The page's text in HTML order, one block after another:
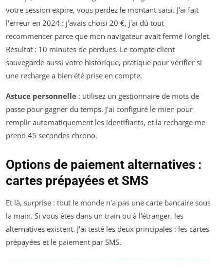
votre session expire, vous perdez le montant saisi. J'ai fait
l'erreur en 2024 : j'avais choisi 20 €, j'ai dû tout
recommencer parce que mon navigateur avait fermé l'onglet.
Résultat : 10 minutes de perdues. Le compte client
sauvegarde aussi votre historique, pratique pour vérifier si
une recharge a bien été prise en compte.
Astuce personnelle : utilisez un gestionnaire de mots de
passe pour gagner du temps. J'ai configuré le mien pour
remplir automatiquement les identifiants, et la recharge me
prend 45 secondes chrono.
Options de paiement alternatives :
cartes prépayées et SMS
Et là, surprise : tout le monde n'a pas une carte bancaire sous
la main. Si vous êtes dans un train ou à l'étranger, les
alternatives existent. J'ai testé les deux principales : les cartes
prépayées et le paiement par SMS.